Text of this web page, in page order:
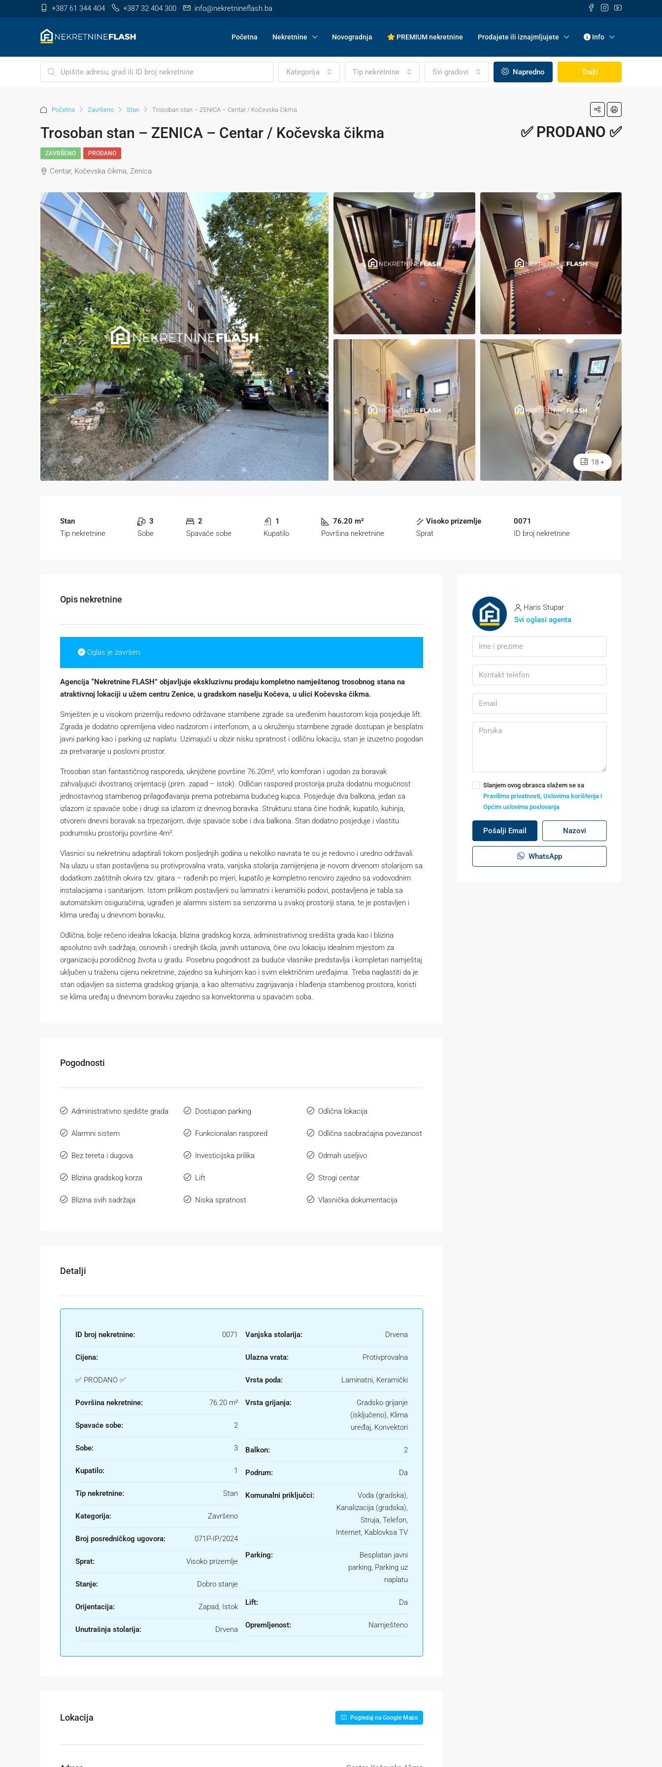
+387 61 344 404 +387 32 404 300 info@nekretnineflash.ba
Početna Nekretnine Novogradnja PREMIUM nekretnine Prodajete ili iznajmljujete Info
Kategorija Tip nekretnine Svi gradovi Napredno Traži
Početna Završeno Stan Trosoban stan – ZENICA – Centar / Kočevska čikma
Trosoban stan – ZENICA – Centar / Kočevska čikma ✅ PRODANO ✅
ZAVRŠENO PRODANO
Centar, Kočevska čikma, Zenica
18 +
Stan
Tip nekretnine
3
Sobe
2
Spavaće sobe
1
Kupatilo
76.20 m²
Površina nekretnine
Visoko prizemlje
Sprat
0071
ID broj nekretnine
Opis nekretnine
Oglas je završen.
Agencija “Nekretnine FLASH” objavljuje ekskluzivnu prodaju kompletno namještenog trosobnog stana na
atraktivnoj lokaciji u užem centru Zenice, u gradskom naselju Kočeva, u ulici Kočevska čikma.
Smješten je u visokom prizemlju redovno održavane stambene zgrade sa uređenim haustorom koja posjeduje lift.
Zgrada je dodatno opremljena video nadzorom i interfonom, a u okruženju stambene zgrade dostupan je besplatni
javni parking kao i parking uz naplatu. Uzimajući u obzir nisku spratnost i odličnu lokaciju, stan je izuzetno pogodan
za pretvaranje u poslovni prostor.
Trosoban stan fantastičnog rasporeda, uknjižene površine 76.20m², vrlo komforan i ugodan za boravak
zahvaljujući dvostranoj orijentaciji (prim. zapad – istok). Odličan raspored prostorija pruža dodatnu mogućnost
jednostavnog stambenog prilagođavanja prema potrebama budućeg kupca. Posjeduje dva balkona, jedan sa
izlazom iz spavaće sobe i drugi sa izlazom iz dnevnog boravka. Strukturu stana čine hodnik, kupatilo, kuhinja,
otvoreni dnevni boravak sa trpezarijom, dvije spavaće sobe i dva balkona. Stan dodatno posjeduje i vlastitu
podrumsku prostoriju površine 4m².
Vlasnici su nekretninu adaptirali tokom posljednjih godina u nekoliko navrata te su je redovno i uredno održavali.
Na ulazu u stan postavljena su protivprovalna vrata, vanjska stolarija zamijenjena je novom drvenom stolarijom sa
dodatkom zaštitnih okvira tzv. gitara – rađenih po mjeri, kupatilo je kompletno renoviro zajedno sa vodovodnim
instalacijama i sanitarijom. Istom prilikom postavljeni su laminatni i keramički podovi, postavljena je tabla sa
automatskim osiguračima, ugrađen je alarmni sistem sa senzorima u svakoj prostoriji stana, te je postavljen i
klima uređaj u dnevnom boravku.
Odlična, bolje rečeno idealna lokacija, blizina gradskog korza, administrativnog središta grada kao i blizina
apsolutno svih sadržaja, osnovnih i srednjih škola, javnih ustanova, čine ovu lokaciju idealnim mjestom za
organizaciju porodičnog života u gradu. Posebnu pogodnost za buduće vlasnike predstavlja i kompletan namještaj
uključen u traženu cijenu nekretnine, zajedno sa kuhinjom kao i svim električnim uređajima. Treba naglastiti da je
stan odjavljen sa sistema gradskog grijanja, a kao alternativu zagrijavanja i hlađenja stambenog prostora, koristi
se klima uređaj u dnevnom boravku zajedno sa konvektorima u spavaćim soba.
Pogodnosti
Administrativno sjedište grada
Alarmni sistem
Bez tereta i dugova
Blizina gradskog korza
Blizina svih sadržaja
Dostupan parking
Funkcionalan raspored
Investicijska prilika
Lift
Niska spratnost
Odlična lokacija
Odlična saobraćajna povezanost
Odmah useljivo
Strogi centar
Vlasnička dokumentacija
Detalji
ID broj nekretnine: 0071
Cijena:
✅ PRODANO ✅
Površina nekretnine: 76.20 m²
Spavaće sobe: 2
Sobe: 3
Kupatilo: 1
Tip nekretnine: Stan
Kategorija: Završeno
Broj posredničkog ugovora: 071P-IP/2024
Sprat: Visoko prizemlje
Stanje: Dobro stanje
Orijentacija: Zapad, Istok
Unutrašnja stolarija: Drvena
Vanjska stolarija: Drvena
Ulazna vrata: Protivprovalna
Vrsta poda: Laminatni, Keramički
Vrsta grijanja:
Gradsko grijanje
(isključeno), Klima
uređaj, Konvektori
Balkon: 2
Podrum: Da
Komunalni priključci:
Voda (gradska),
Kanalizacija (gradska),
Struja, Telefon,
Internet, Kablovksa TV
Parking:
Besplatan javni
parking, Parking uz
naplatu
Lift: Da
Opremljenost: Namješteno
Lokacija Pogledaj na Google Maps
Haris Stupar
Svi oglasi agenta
Slanjem ovog obrasca slažem se sa
Pravilima privatnosti, Uslovima korištenja i
Općim uslovima poslovanja
Pošalji Email Nazovi
WhatsApp